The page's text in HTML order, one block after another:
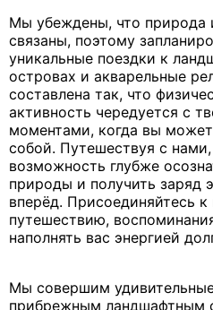
Мы убеждены, что природа
связаны, поэтому
уникальные поездки к
островах и акварельные
составлена так, что
активность чередуется с
моментами, когда вы
собой. Путешествуя с
возможность глубже
природы и получить заряд
вперёд. Присоединяйтесь
путешествию,
наполнять вас энергией
Мы совершим
прибрежным ландшафтным